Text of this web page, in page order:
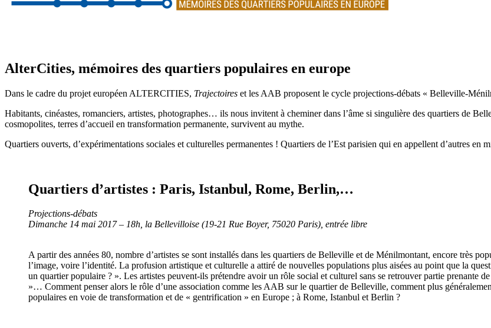
AlterCities, mémoires des quartiers populaires en europe
Dans le cadre du projet européen ALTERCITIES, Trajectoires et les AAB proposent le cycle projections-débats « Belleville-
Habitants, cinéastes, romanciers, artistes, photographes… ils nous invitent à cheminer dans l’âme si singulière des quartiers de
cosmopolites, terres d’accueil en transformation permanente, survivent au mythe.
Quartiers ouverts, d’expérimentations sociales et culturelles permanentes ! Quartiers de l’Est parisien qui en appellent d’autres en
Quartiers d’artistes : Paris, Istanbul, Rome, Berlin,…
Projections-débats
Dimanche 14 mai 2017 – 18h, la Bellevilloise (19-21 Rue Boyer, 75020 Paris), entrée libre
A partir des années 80, nombre d’artistes se sont installés dans les quartiers de Belleville et de Ménilmontant, encore très
l’image, voire l’identité. La profusion artistique et culturelle a attiré de nouvelles populations plus aisées au point que la
un quartier populaire ? ». Les artistes peuvent-ils prétendre avoir un rôle social et culturel sans se retrouver partie prenante
»… Comment penser alors le rôle d’une association comme les AAB sur le quartier de Belleville, comment plus
populaires en voie de transformation et de « gentrification » en Europe ; à Rome, Istanbul et Berlin ?